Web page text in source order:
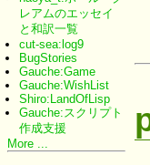
レアムのエッセイ
と和訳一覧
cut-sea:log9
BugStories
Gauche:Game
Gauche:WishList
Shiro:LandOfLisp
Gauche:スクリプト
作成支援
More ...